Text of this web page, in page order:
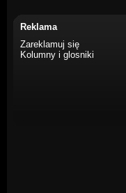
Reklama
Zareklamuj się
Kolumny i glosniki